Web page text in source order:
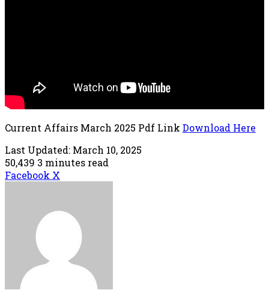
Current Affairs March 2025 Pdf Link Download Here
Last Updated: March 10, 2025
50,439 3 minutes read
Facebook X